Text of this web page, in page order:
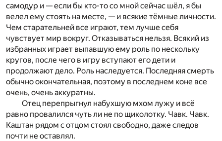
самодур и — если бы кто-то со мной сейчас шёл, я бы
велел ему стоять на месте, — и всякие тёмные личности.
Чем старательней все играют, тем лучше себя
чувствует мир вокруг. Отказываться нельзя. Всякий из
избранных играет выпавшую ему роль по нескольку
кругов, после чего в игру вступают его дети и
продолжают дело. Роль наследуется. Последняя смерть
обычно окончательная, поэтому в последнем коне все
очень, очень аккуратны.
Отец перепрыгнул набухшую мхом лужу и всё
равно провалился чуть ли не по щиколотку. Чавк. Чавк.
Каштан рядом с отцом стоял свободно, даже следов
почти не оставлял.